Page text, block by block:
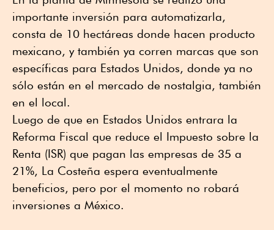
importante inversión para automatizarla,
consta de 10 hectáreas donde hacen producto
mexicano, y también ya corren marcas que son
específicas para Estados Unidos, donde ya no
sólo están en el mercado de nostalgia, también
en el local.
Luego de que en Estados Unidos entrara la
Reforma Fiscal que reduce el Impuesto sobre la
Renta (ISR) que pagan las empresas de 35 a
21%, La Costeña espera eventualmente
beneficios, pero por el momento no robará
inversiones a México.